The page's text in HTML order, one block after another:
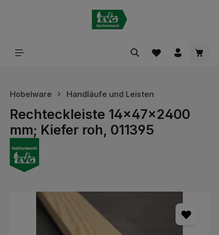
Hobelware Handläufe und Leisten
Rechteckleiste 14x47x2400
mm; Kiefer roh, 011395
Bildergalerie überspringen